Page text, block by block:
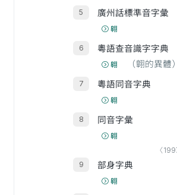
廣州話標準音字彙
翱
粵語查音識字字典
翱 （翺的異體）
粵語同音字典
翱
同音字彙
翱
〈
部身字典
翱